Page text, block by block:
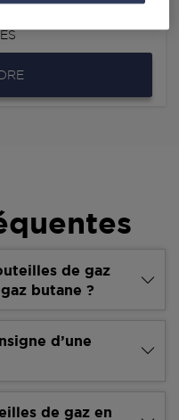
de gaz
butane ?
d’une
de gaz en